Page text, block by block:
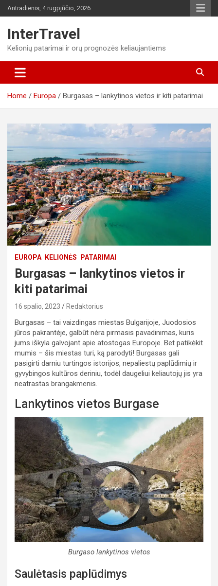
Skip
to
Antradienis, 4 rugpjūčio, 2026
InterTravel
Kelionių patarimai ir orų prognozės keliaujantiems
Home Europa Burgasas – lankytinos vietos ir kiti patarimai
EUROPA KELIONĖS PATARIMAI
Burgasas – lankytinos vietos ir
kiti patarimai
16 spalio, 2023 Redaktorius
Burgasas – tai vaizdingas miestas Bulgarijoje, Juodosios
jūros pakrantėje, galbūt nėra pirmasis pavadinimas, kuris
jums iškyla galvojant apie atostogas Europoje. Bet patikėkit
mumis – šis miestas turi, ką parodyti! Burgasas gali
pasigirti darniu turtingos istorijos, nepaliestų paplūdimių ir
gyvybingos kultūros deriniu, todėl daugeliui keliautojų jis yra
neatrastas brangakmenis.
Lankytinos vietos Burgase
Burgaso lankytinos vietos
Saulėtasis paplūdimys